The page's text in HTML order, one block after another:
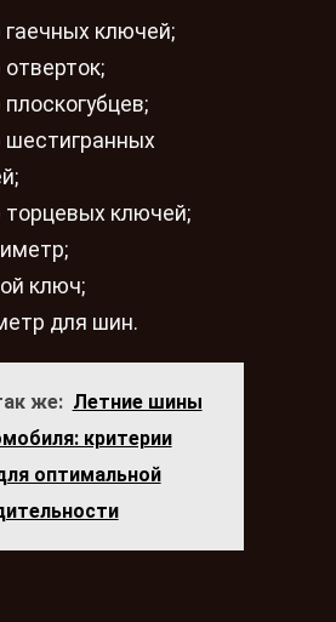
гаечных ключей;
шестигранных
торцевых ключей;
ключ;
для шин.
же: Летние шины
критерии
оптимальной